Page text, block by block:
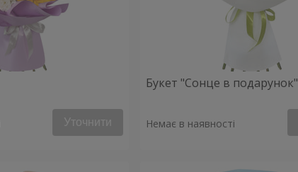
Уточнити
Букет "Сонце в подарунок"
Немає в наявності